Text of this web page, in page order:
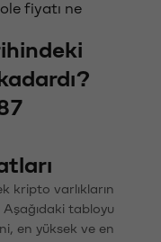
fiyatı ne
kripto varlıkların
tabloyu
en yüksek ve en